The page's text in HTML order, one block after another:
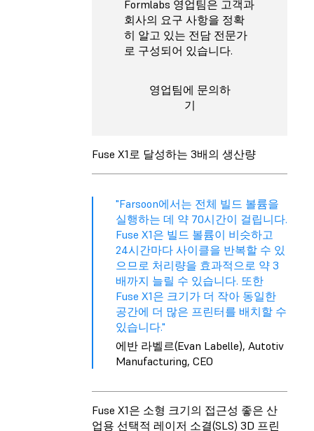
Formlabs 영업팀은 고객과
회사의 요구 사항을 정확
히 알고 있는 전담 전문가
로 구성되어 있습니다.
영업팀에 문의하
기
Fuse X1로 달성하는 3배의 생산량
"Farsoon에서는 전체 빌드 볼륨을
실행하는 데 약 70시간이 걸립니다.
Fuse X1은 빌드 볼륨이 비슷하고
24시간마다 사이클을 반복할 수 있
으므로 처리량을 효과적으로 약 3
배까지 늘릴 수 있습니다. 또한
Fuse X1은 크기가 더 작아 동일한
공간에 더 많은 프린터를 배치할 수
있습니다."
에반 라벨르(Evan Labelle), Autotiv
Manufacturing, CEO
Fuse X1은 소형 크기의 접근성 좋은 산
업용 선택적 레이저 소결(SLS) 3D 프린